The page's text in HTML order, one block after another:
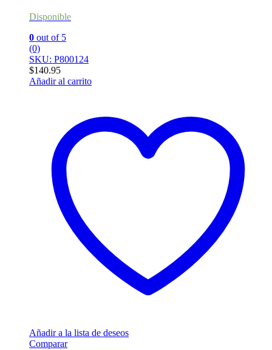
Disponible
0 out of 5
(0)
SKU: P800124
$140.95
Añadir al carrito
Añadir a la lista de deseos
Comparar